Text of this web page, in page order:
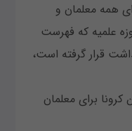
همه معلمان و
علمیه که فهرست
قرار گرفته است،
برای معلمان